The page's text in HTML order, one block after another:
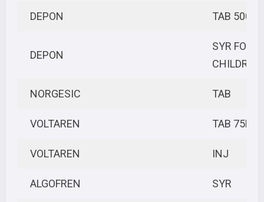
DEPON TAB
DEPON
SYR FOR
CHILDREN
NORGESIC TAB
VOLTAREN TAB 75MG
VOLTAREN INJ
ALGOFREN SYR